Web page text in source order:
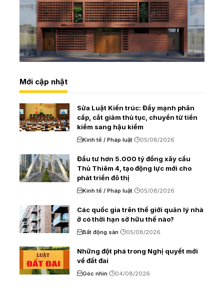
Mới cập nhật
Sửa Luật Kiến trúc: Đẩy mạnh phân
cấp, cắt giảm thủ tục, chuyển từ tiền
kiểm sang hậu kiểm
Kinh tế / Pháp luật 05/08/2026
Đầu tư hơn 5.000 tỷ đồng xây cầu
Thủ Thiêm 4, tạo động lực mới cho
phát triển đô thị
Kinh tế / Pháp luật 05/08/2026
Các quốc gia trên thế giới quản lý nhà
ở có thời hạn sở hữu thế nào?
Bất động sản 05/08/2026
Những đột phá trong Nghị quyết mới
về đất đai
Góc nhìn 04/08/2026